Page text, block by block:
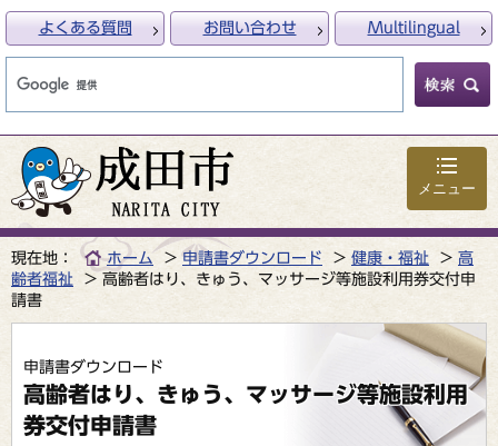
メニュー
よくある質問 お問い合わせ Multilingual
現在地： ホーム 申請書ダウンロード 健康・福祉
高
齢者福祉
高齢者はり、きゅう、マッサージ等施設利用券交付申
請書
申請書ダウンロード
高齢者はり、きゅう、マッサージ等施設利用
券交付申請書